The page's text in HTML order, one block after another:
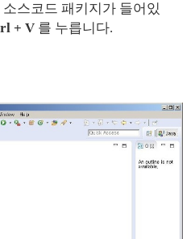
스코드 패키지가 들어있
+ V 를 누릅니다.